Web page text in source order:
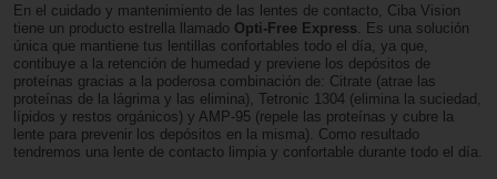
En el cuidado y mantenimiento de las lentes de contacto, Ciba Vision
tiene un producto estrella llamado Opti-Free Express . Es una solución
única que mantiene tus lentillas confortables todo el día, ya que,
contibuye a la retención de humedad y previene los depósitos de
proteínas gracias a la poderosa combinación de: Citrate (atrae las
proteínas de la lágrima y las elimina), Tetronic 1304 (elimina la suciedad,
lípidos y restos orgánicos) y AMP-95 (repele las proteínas y cubre la
lente para prevenir los depósitos en la misma). Como resultado
tendremos una lente de contacto limpia y confortable durante todo el día.